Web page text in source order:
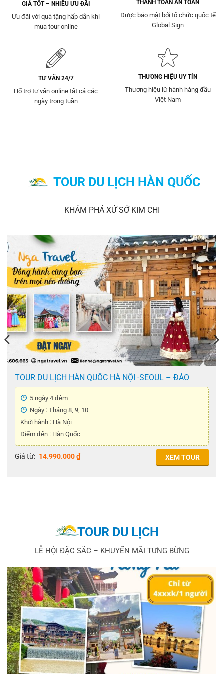
GIÁ TỐT – NHIỀU ƯU ĐÃI
Ưu đãi với quà tặng hấp dẫn khi
mua tour online
THANH TOÁN AN TOÀN
Được bảo mật bởi tổ chức quốc tế
Global Sign
TƯ VẤN 24/7
Hổ trợ tư vấn online tất cả các
ngày trong tuần
THƯƠNG HIỆU UY TÍN
Thương hiệu lữ hành hàng đầu
Việt Nam
TOUR DU LỊCH HÀN QUỐC
KHÁM PHÁ XỨ SỞ KIM CHI
TOUR DU LỊCH HÀN QUỐC HÀ NỘI -SEOUL – ĐẢO
NAMI – THÁP NAMSAN – CÔNG VIÊN EVERLAND –
TẬP LÀM KIM CHI – MẶC ÁO HANBOK ( 5 Ngày 4 Đêm
)
5 ngày 4 đêm
Ngày : Tháng 8, 9, 10
Khởi hành : Hà Nội
Điểm đến : Hàn Quốc
Giá từ: 14.990.000₫ XEM TOUR
TOUR DU LỊCH
LỄ HỘI ĐẶC SẮC – KHUYẾN MÃI TƯNG BỪNG